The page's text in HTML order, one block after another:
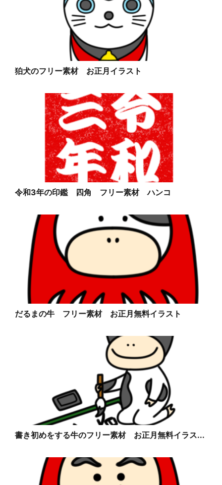
狛犬のフリー素材 お正月イラスト
令和3年の印鑑 四角 フリー素材 ハンコ
だるまの牛 フリー素材 お正月無料イラスト
書き初めをする牛のフリー素材 お正月無料イラス...